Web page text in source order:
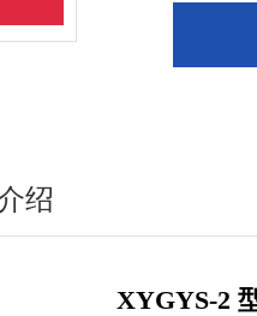
绍
XYGYS-2